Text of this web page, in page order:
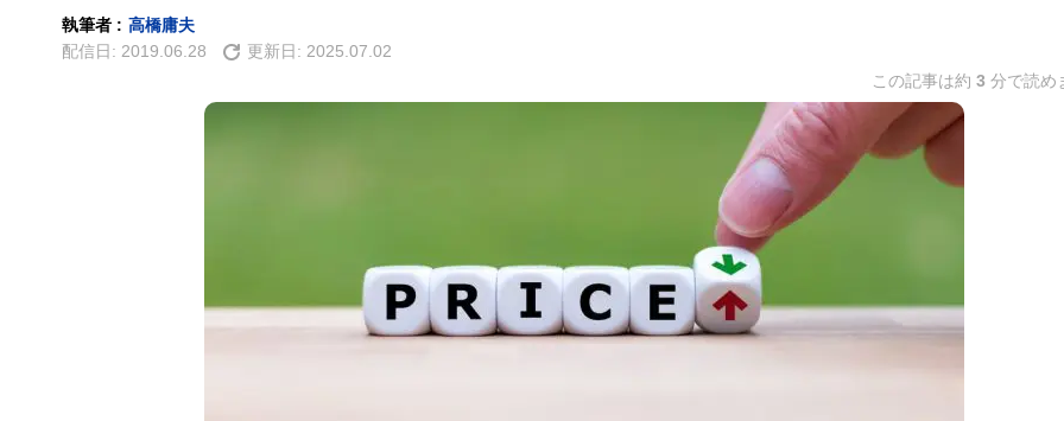
執筆者 : 高橋庸夫
配信日: 2019.06.28 更新日: 2025.07.02
この記事は約 3 分で読め